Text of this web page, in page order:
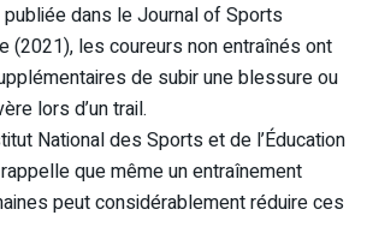
dans le Journal of Sports
(2021), les coureurs non entraînés ont
de subir une blessure ou
lors d’un trail.
National des Sports et de l’Éducation
que même un entraînement
peut considérablement réduire ces